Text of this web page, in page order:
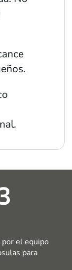
el equipo
para